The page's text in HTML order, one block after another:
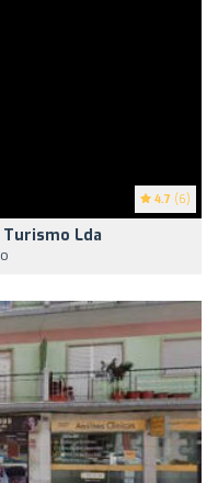
4.7 (6)
Turismo Lda